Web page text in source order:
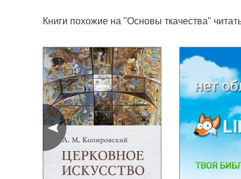
Книги похожие на "Основы ткачества"